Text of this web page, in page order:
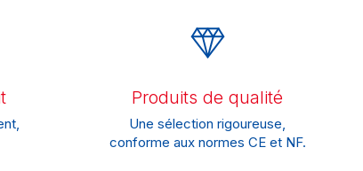
Produits de qualité
Une sélection rigoureuse,
conforme aux normes CE et NF.